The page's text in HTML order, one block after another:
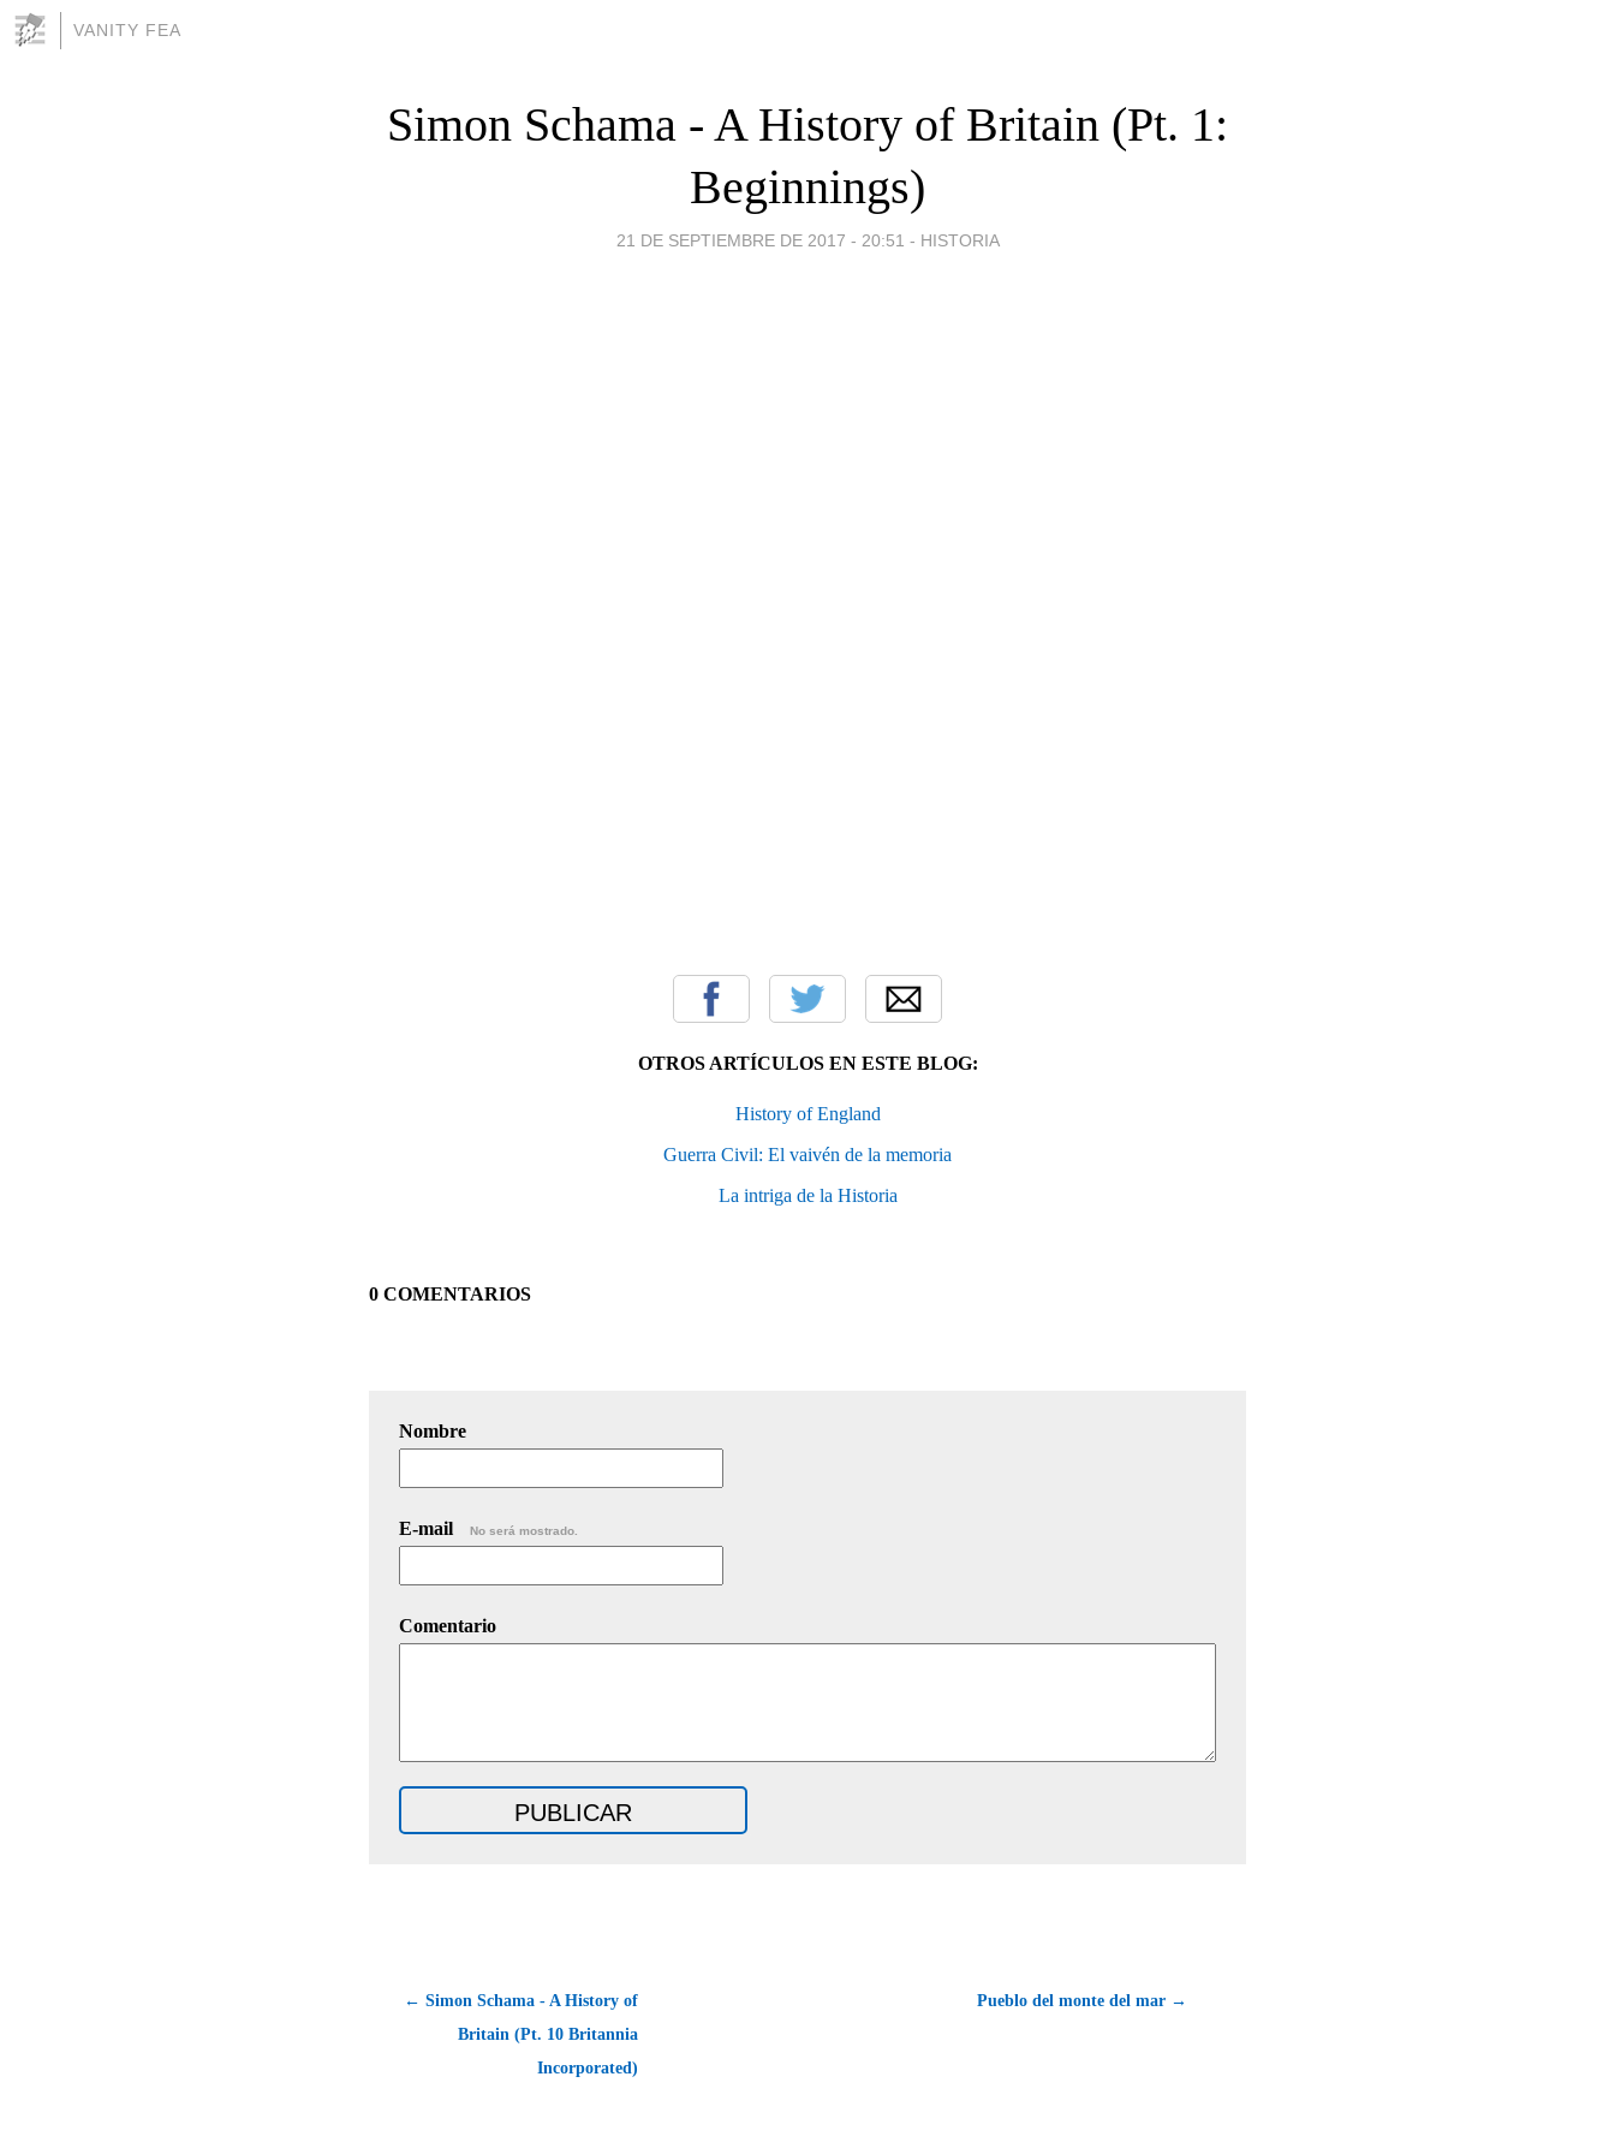
VANITY FEA
Simon Schama - A History of Britain (Pt. 1:
Beginnings)
21 DE SEPTIEMBRE DE 2017 - 20:51 - HISTORIA
OTROS ARTÍCULOS EN ESTE BLOG:
History of England
Guerra Civil: El vaivén de la memoria
La intriga de la Historia
0 COMENTARIOS
Nombre
E-mail No será mostrado.
Comentario
← Simon Schama - A History of
Britain (Pt. 10 Britannia
Incorporated)
Pueblo del monte del mar →